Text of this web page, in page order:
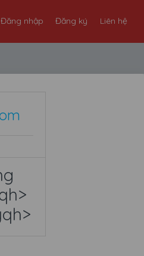
Đăng nhập Đăng ký Liên hệ